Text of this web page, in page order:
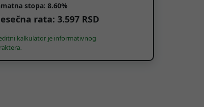
stopa: 8.60%
rata: 3.597 RSD
kalkulator je informativnog